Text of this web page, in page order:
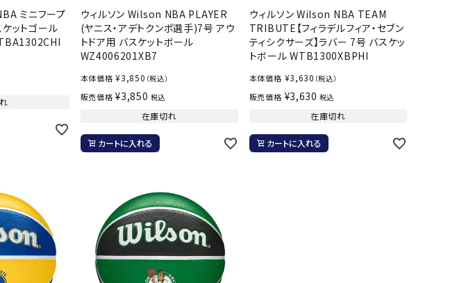
ー
イク・シューズ
ア
競泳水着・練習水着
フィットネス水着
スクール水着
その他アクセサリー
マリンスポーツ
メンズランニングシューズ
レディースランニングシューズ
ジュニアランニングシューズ
NIKE Ocean Pacific
PENALTY
Real Stone ReefTourer RUSTY
ミニフープ
ケットゴール
ウィルソン Wilson NBA PLAYER
(ヤニス・アデトクンポ選手)7号 アウ
トドア用 バスケットボール
WZ4006201XB7
本体価格 ¥3,850 （税込）
販売価格 ¥3,850 税込
在庫切れ
カートに入れる
ウィルソン Wilson NBA TEAM
TRIBUTE【フィラデルフィア・セブン
ティシクサーズ】ラバー 7号 バスケッ
トボール WTB1300XBPHI
本体価格 ¥3,630 （税込）
販売価格 ¥3,630 税込
在庫切れ
カートに入れる